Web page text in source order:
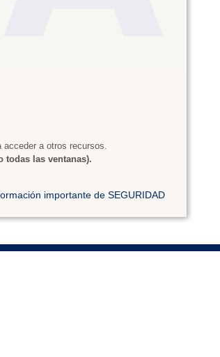
acceder a otros recursos.
todas las ventanas).
importante de SEGURIDAD